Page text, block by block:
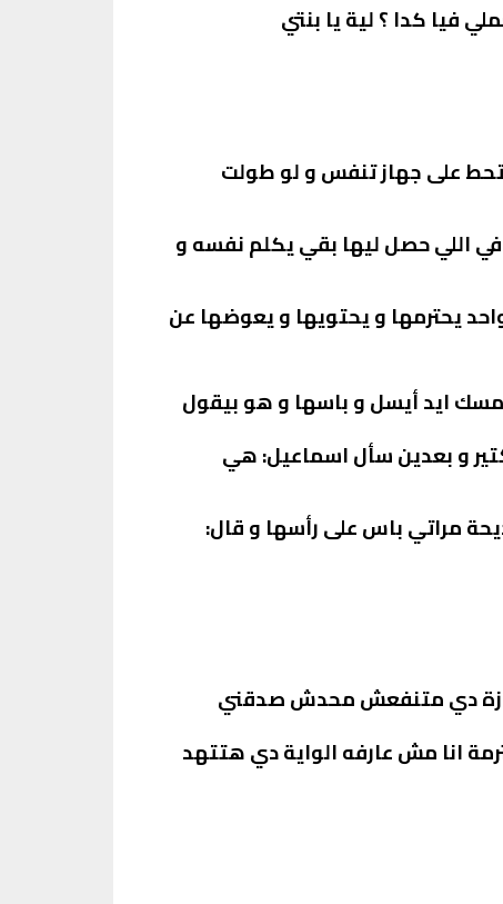
فيا كدا ؟ لية يا بنتي
على جهاز تنفس و لو طولت
اللي حصل ليها بقي يكلم نفسه و
يحترمها و يحتويها و يعوضها عن
ايد أيسل و باسها و هو بيقول
و بعدين سأل اسماعيل: هي
مراتي باس على رأسها و قال:
دي متنفعش محدش صدقني
انا مش عارفه الواية دي هتتهد